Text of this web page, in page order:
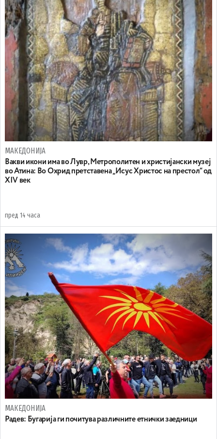
МАКЕДОНИЈА
Вакви икони има во Лувр, Метрополитен и христијански музеј
во Атина: Во Охрид претставена „Исус Христос на престол“ од
XIV век
пред 14 часа
МАКЕДОНИЈА
Радев: Бугарија ги почитува различните етнички заедници